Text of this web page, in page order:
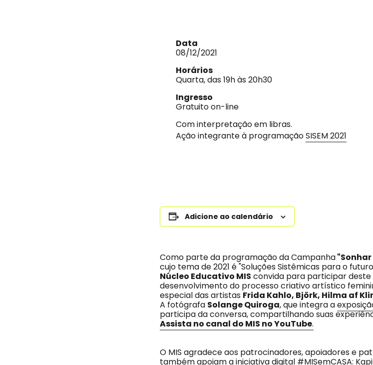
Data
08/12/2021
Horários
Quarta, das 19h às 20h30
Ingresso
Gratuito on-line
Com interpretação em libras.
Ação integrante à programaçãoSISEM 2021
Adicione ao calendário
Como parte da programação da Campanha
cujo tema de 2021 é "Soluções Sistêmicas para o
Núcleo Educativo MIS convida para participar
desenvolvimento do processo criativo artístico
especial das artistas Frida Kahlo, Björk, Hilma af
A fotógrafa Solange Quiroga, que integra a
participa da conversa, compartilhando suas
Assista no canal do MIS no YouTube.
O MIS agradece aos patrocinadores, apoiadores e
também apoiam a iniciativa digital #MISemCASA: